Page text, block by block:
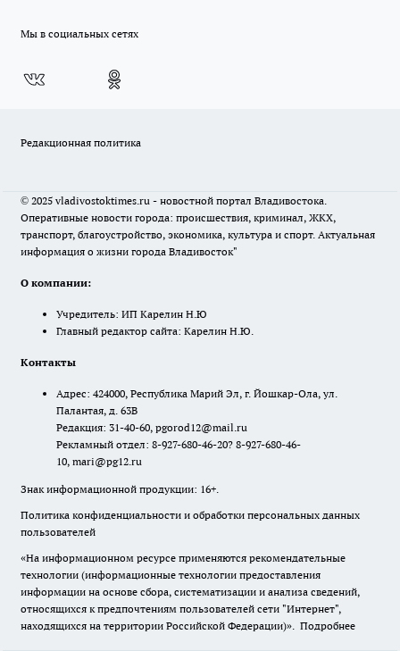
Мы в социальных сетях
Редакционная политика
© 2025 vladivostoktimes.ru - новостной портал Владивостока.
Оперативные новости города: происшествия, криминал, ЖКХ,
транспорт, благоустройство, экономика, культура и спорт. Актуальная
информация о жизни города Владивосток"
О компании:
Учредитель: ИП Карелин Н.Ю
Главный редактор сайта: Карелин Н.Ю.
Контакты
Адрес: 424000, Республика Марий Эл, г. Йошкар-Ола, ул.
Палантая, д. 63В
Редакция: 31-40-60, pgorod12@mail.ru
Рекламный отдел: 8-927-680-46-20? 8-927-680-46-
10, mari@pg12.ru
Знак информационной продукции: 16+.
Политика конфиденциальности и обработки персональных данных
пользователей
«На информационном ресурсе применяются рекомендательные
технологии (информационные технологии предоставления
информации на основе сбора, систематизации и анализа сведений,
относящихся к предпочтениям пользователей сети "Интернет",
находящихся на территории Российской Федерации)». Подробнее